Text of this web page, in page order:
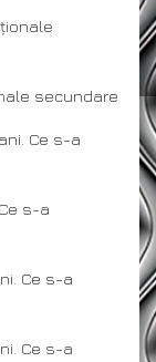
secundare
Ce s-a
s-a
Ce s-a
Ce s-a